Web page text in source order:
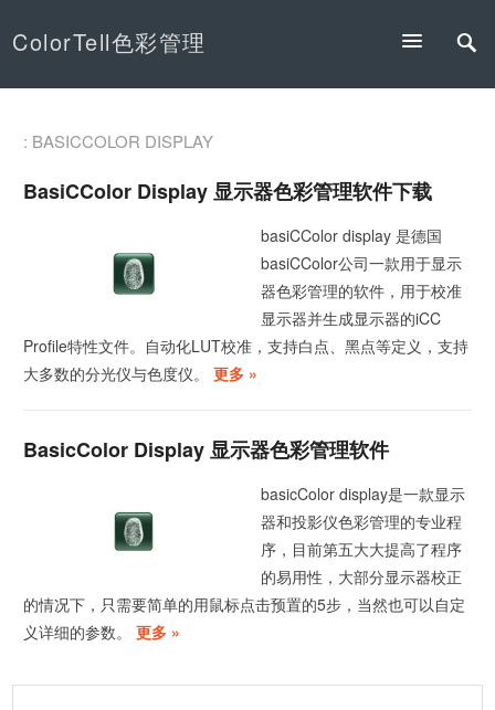
ColorTell色彩管理
: BASICCOLOR DISPLAY
BasiCColor Display 显示器色彩管理软件下载
basiCColor display 是德国
basiCColor公司一款用于显示
器色彩管理的软件，用于校准
显示器并生成显示器的iCC
Profile特性文件。自动化LUT校准，支持白点、黑点等定义，支持
大多数的分光仪与色度仪。
更多 »
BasicColor Display 显示器色彩管理软件
basicColor display是一款显示
器和投影仪色彩管理的专业程
序，目前第五大大提高了程序
的易用性，大部分显示器校正
的情况下，只需要简单的用鼠标点击预置的5步，当然也可以自定
义详细的参数。
更多 »